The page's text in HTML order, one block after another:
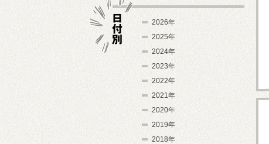
2026年
2025年
2024年
2023年
2022年
2021年
2020年
2019年
2018年